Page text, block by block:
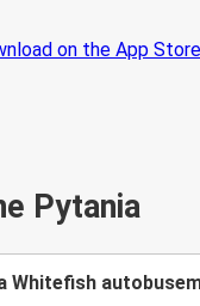
Pytania
Whitefish